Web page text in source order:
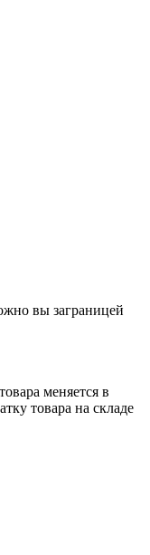
вы заграницей
меняется в
товара на складе